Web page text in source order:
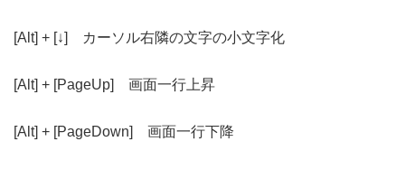
[Alt] + [↓] カーソル右隣の文字の小文字化
[Alt] + [PageUp] 画面一行上昇
[Alt] + [PageDown] 画面一行下降